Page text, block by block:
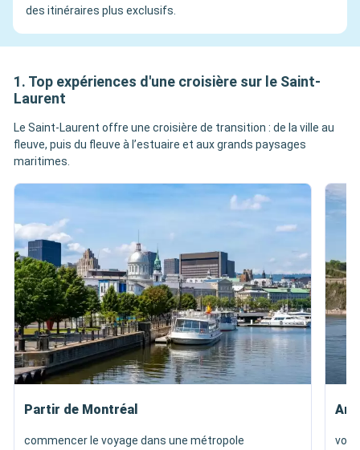
des itinéraires plus exclusifs.
1. Top expériences d'une croisière sur le Saint-
Laurent
Le Saint-Laurent offre une croisière de transition : de la ville au
fleuve, puis du fleuve à l’estuaire et aux grands paysages
maritimes.
Partir de Montréal
commencer le voyage dans une métropole
voir